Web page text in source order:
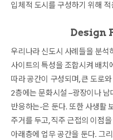
입체적 도시를 구성하기 위해
Design
우리나라 신도시 사례들을 분석
사이트의 특성을 조합시켜 배치
따라 공간이 구성되며, 큰 도로
2층에는 문화시설 –광장이나 남
반응하는-은 둔다. 또한 사생활
주거를 두고, 직주 근접의 이점
아래층에 업무 공간을 둔다. 그